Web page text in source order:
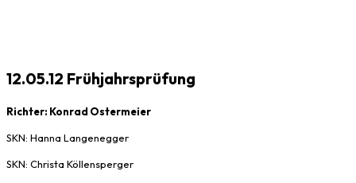
12.05.12 Frühjahrsprüfung
Richter: Konrad Ostermeier
SKN: Hanna Langenegger
SKN: Christa Köllensperger